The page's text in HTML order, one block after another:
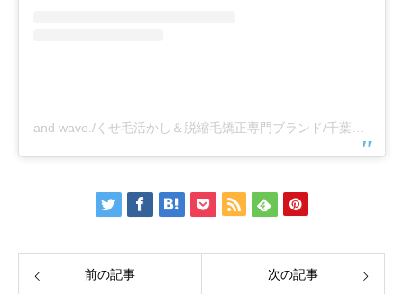
and wave./くせ毛活かし＆脱縮毛矯正専門ブランド/千葉船橋/東京町屋(@and_wave_and)がシェアした投稿
前の記事 次の記事